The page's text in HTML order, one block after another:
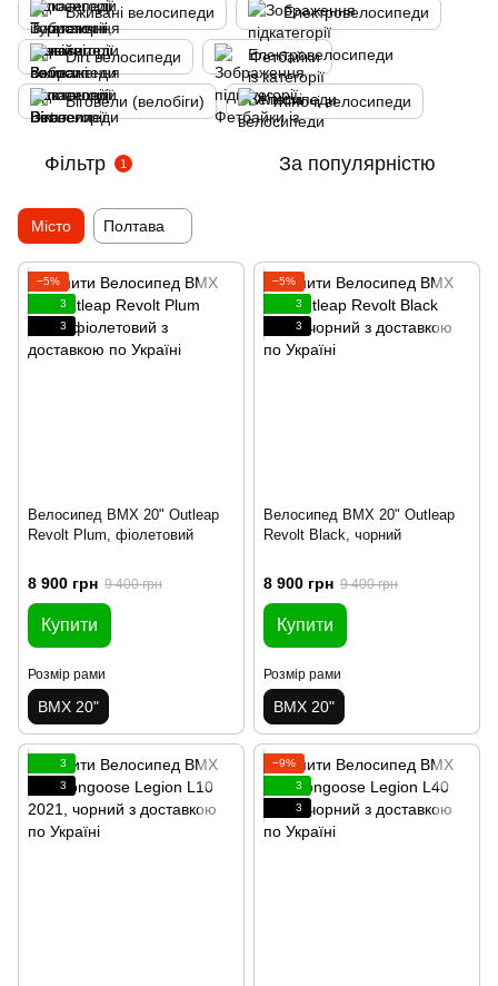
Вживані велосипеди Електровелосипеди
Dirt велосипеди Фетбайки
Біговели (велобіги) Жіночі велосипеди
Фільтр 1 За популярністю
Місто Полтава
−5%
3
3
Велосипед BMX 20" Outleap
Revolt Plum, фіолетовий
8 900 грн 9 400 грн
Купити
Розмір рами
BMX 20"
−5%
3
3
Велосипед BMX 20" Outleap
Revolt Black, чорний
8 900 грн 9 400 грн
Купити
Розмір рами
BMX 20"
3
3
−9%
3
3